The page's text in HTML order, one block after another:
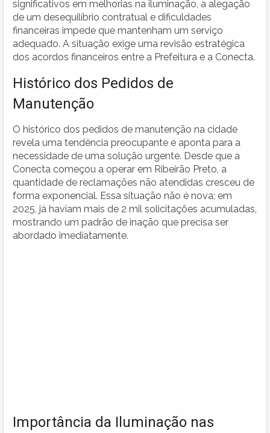
significativos em melhorias na iluminação, a alegação
de um desequilíbrio contratual e dificuldades
financeiras impede que mantenham um serviço
adequado. A situação exige uma revisão estratégica
dos acordos financeiros entre a Prefeitura e a Conecta.
Histórico dos Pedidos de
Manutenção
O histórico dos pedidos de manutenção na cidade
revela uma tendência preocupante e aponta para a
necessidade de uma solução urgente. Desde que a
Conecta começou a operar em Ribeirão Preto, a
quantidade de reclamações não atendidas cresceu de
forma exponencial. Essa situação não é nova; em
2025, já haviam mais de 2 mil solicitações acumuladas,
mostrando um padrão de inação que precisa ser
abordado imediatamente.
Importância da Iluminação nas